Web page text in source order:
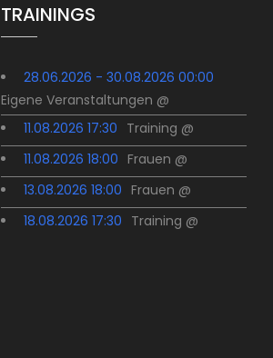
TRAININGS
28.06.2026 - 30.08.2026 00:00
Eigene Veranstaltungen @
11.08.2026 17:30 Training @
11.08.2026 18:00 Frauen @
13.08.2026 18:00 Frauen @
18.08.2026 17:30 Training @